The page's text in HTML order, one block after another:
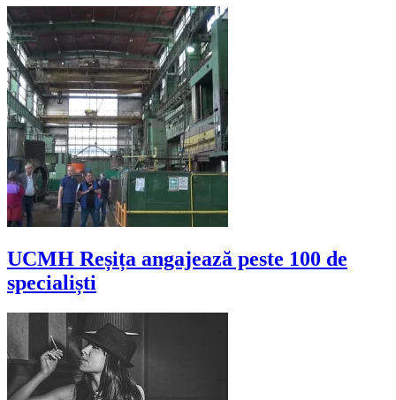
UCMH Reșița angajează peste 100 de
specialiști